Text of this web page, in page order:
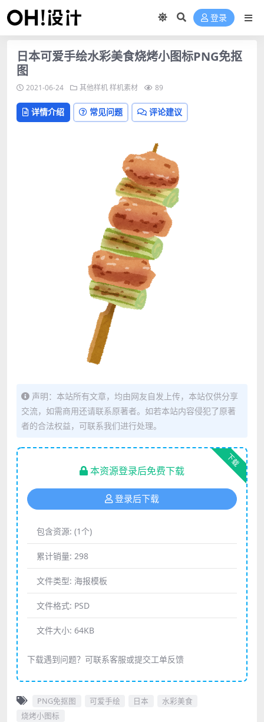
登录
日本可爱手绘水彩美食烧烤小图标PNG免抠
图
2021-06-24 其他样机样机素材 89
详情介绍 常见问题 评论建议
声明：本站所有文章，均由网友自发上传，本站仅供分享
交流，如需商用还请联系原著者。如若本站内容侵犯了原著
者的合法权益，可联系我们进行处理。
下载
本资源登录后免费下载
登录后下载
包含资源: (1个)
累计销量: 298
文件类型: 海报模板
文件格式: PSD
文件大小: 64KB
下载遇到问题？可联系客服或提交工单反馈
PNG免抠图 可爱手绘 日本
水彩美食
烧烤小图标